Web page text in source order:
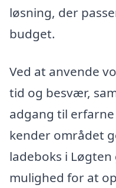
løsning, der
budget.
Ved at anvende
tid og besvær,
adgang til
kender området
ladeboks i
mulighed for at